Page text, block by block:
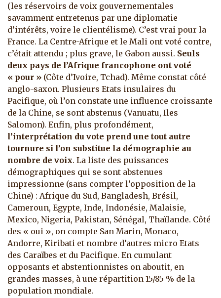
(les réservoirs de voix gouvernementales
savamment entretenus par une diplomatie
d’intérêts, voire le clientélisme). C’est vrai pour la
France. La Centre-Afrique et le Mali ont voté contre,
c’était attendu ; plus grave, le Gabon aussi. Seuls
deux pays de l’Afrique francophone ont voté
« pour » (Côte d’Ivoire, Tchad). Même constat côté
anglo-saxon. Plusieurs Etats insulaires du
Pacifique, où l’on constate une influence croissante
de la Chine, se sont abstenus (Vanuatu, Iles
Salomon). Enfin, plus profondément,
l’interprétation du vote prend une tout autre
tournure si l’on substitue la démographie au
nombre de voix. La liste des puissances
démographiques qui se sont abstenues
impressionne (sans compter l’opposition de la
Chine) : Afrique du Sud, Bangladesh, Brésil,
Cameroun, Egypte, Inde, Indonésie, Malaisie,
Mexico, Nigeria, Pakistan, Sénégal, Thaïlande. Côté
des « oui », on compte San Marin, Monaco,
Andorre, Kiribati et nombre d’autres micro Etats
des Caraïbes et du Pacifique. En cumulant
opposants et abstentionnistes on aboutit, en
grandes masses, à une répartition 15/85 % de la
population mondiale.